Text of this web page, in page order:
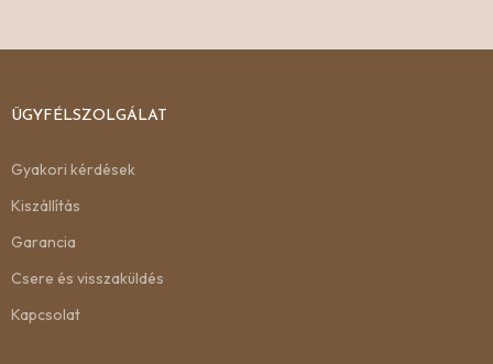
ÜGYFÉLSZOLGÁLAT
Gyakori kérdések
Kiszállítás
Garancia
Csere és visszaküldés
Kapcsolat